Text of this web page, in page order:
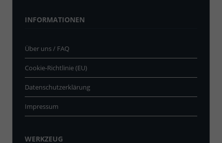
INFORMATIONEN
Über uns / FAQ
Cookie-Richtlinie (EU)
Datenschutzerklärung
Impressum
WERKZEUG